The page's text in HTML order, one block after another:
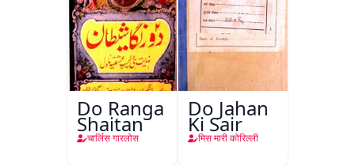
Do Ranga
Shaitan
चार्लिस गारलोस
Do Jahan
Ki Sair
मिस मारी कोरिल्ली